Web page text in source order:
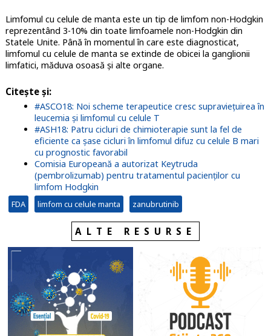
Limfomul cu celule de manta este un tip de limfom non-Hodgkin
reprezentând 3-10% din toate limfoamele non-Hodgkin din
Statele Unite. Până în momentul în care este diagnosticat,
limfomul cu celule de manta se extinde de obicei la ganglionii
limfatici, măduva osoasă și alte organe.
Citește și:
#ASCO18: Noi scheme terapeutice cresc supraviețuirea în
leucemia și limfomul cu celule T
#ASH18: Patru cicluri de chimioterapie sunt la fel de
eficiente ca șase cicluri în limfomul difuz cu celule B mari
cu prognostic favorabil
Comisia Europeană a autorizat Keytruda
(pembrolizumab) pentru tratamentul pacienților cu
limfom Hodgkin
FDA limfom cu celule manta zanubrutinib
ALTE RESURSE